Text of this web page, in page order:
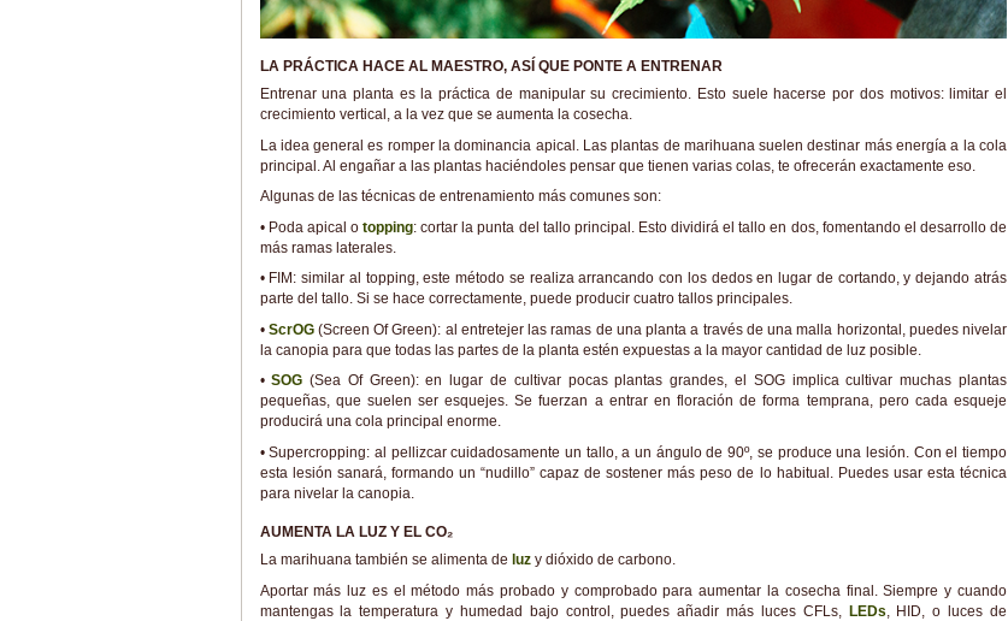
LA PRÁCTICA HACE AL MAESTRO, ASÍ QUE PONTE A ENTRENAR
Entrenar una planta es la práctica de manipular su crecimiento. Esto suele hacerse por dos motivos: limitar el
crecimiento vertical, a la vez que se aumenta la cosecha.
La idea general es romper la dominancia apical. Las plantas de marihuana suelen destinar más energía a la cola
principal. Al engañar a las plantas haciéndoles pensar que tienen varias colas, te ofrecerán exactamente eso.
Algunas de las técnicas de entrenamiento más comunes son:
• Poda apical o topping: cortar la punta del tallo principal. Esto dividirá el tallo en dos, fomentando el desarrollo de
más ramas laterales.
• FIM: similar al topping, este método se realiza arrancando con los dedos en lugar de cortando, y dejando atrás
parte del tallo. Si se hace correctamente, puede producir cuatro tallos principales.
• ScrOG (Screen Of Green): al entretejer las ramas de una planta a través de una malla horizontal, puedes nivelar
la canopia para que todas las partes de la planta estén expuestas a la mayor cantidad de luz posible.
•SOG(Sea Of Green): en lugar de cultivar pocas plantas grandes, el SOG implica cultivar muchas plantas
pequeñas, que suelen ser esquejes. Se fuerzan a entrar en floración de forma temprana, pero cada esqueje
producirá una cola principal enorme.
• Supercropping: al pellizcar cuidadosamente un tallo, a un ángulo de 90º, se produce una lesión. Con el tiempo
esta lesión sanará, formando un “nudillo” capaz de sostener más peso de lo habitual. Puedes usar esta técnica
para nivelar la canopia.
AUMENTA LA LUZ Y EL CO₂
La marihuana también se alimenta de luz y dióxido de carbono.
Aportar más luz es el método más probado y comprobado para aumentar la cosecha final. Siempre y cuando
mantengas la temperatura y humedad bajo control, puedes añadir más luces CFLs, LEDs , HID, o luces de